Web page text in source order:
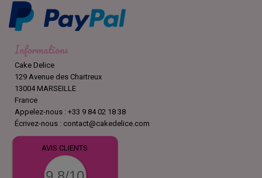
Informations
Cake Delice
129 Avenue des Chartreux
13004 MARSEILLE
France
Appelez-nous : +33 9 84 02 18 38
Écrivez-nous : contact@cakedelice.com
AVIS CLIENTS